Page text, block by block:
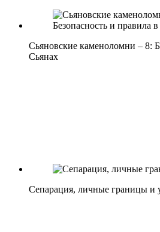
Сьяновские каменоломни – 8:
Сьянах
Сепарация, личные границы и